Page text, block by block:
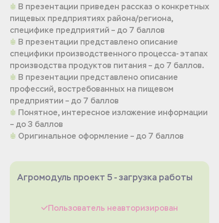
В презентации приведен рассказ о конкретных
пищевых предприятиях района/региона,
специфике предприятий – до 7 баллов
В презентации представлено описание
специфики производственного процесса- этапах
производства продуктов питания – до 7 баллов.
В презентации представлено описание
профессий, востребованных на пищевом
предприятии – до 7 баллов
Понятное, интересное изложение информации
– до 3 баллов
Оригинальное оформление – до 7 баллов
Агромодуль проект 5 - загрузка работы
Пользователь неавторизирован